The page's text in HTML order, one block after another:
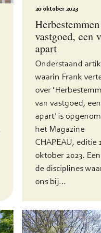
20 oktober 2023
vastgoed, een
apart
Onderstaand
waarin Frank
over
van vastgoed,
apart' is
het Magazine
CHAPEAU, editie
oktober 2023.
de disciplines
ons bij...